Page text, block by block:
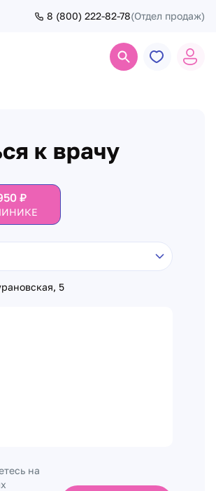
8 (800) 222-82-78(Отдел продаж)
к врачу
₽
5
на